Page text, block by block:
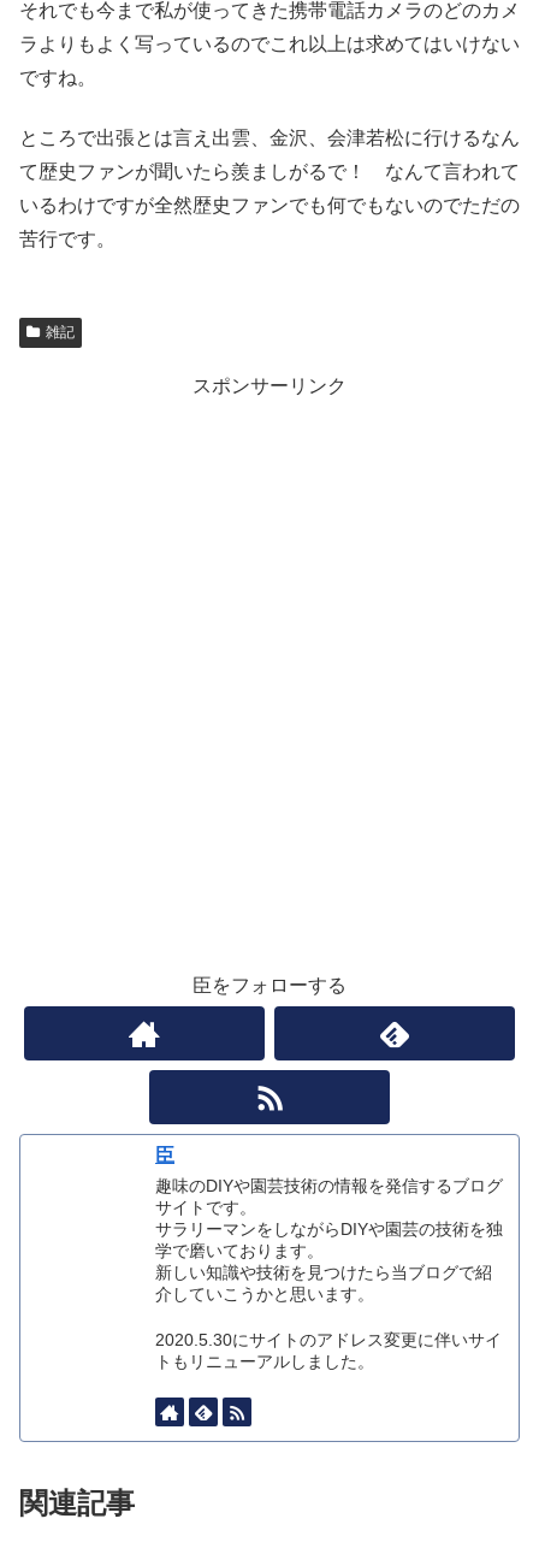
それでも今まで私が使ってきた携帯電話カメラのどのカメ
ラよりもよく写っているのでこれ以上は求めてはいけない
ですね。
ところで出張とは言え出雲、金沢、会津若松に行けるなん
て歴史ファンが聞いたら羨ましがるで！ なんて言われて
いるわけですが全然歴史ファンでも何でもないのでただの
苦行です。
雑記
スポンサーリンク
臣をフォローする
臣
趣味のDIYや園芸技術の情報を発信するブログ
サイトです。
サラリーマンをしながらDIYや園芸の技術を独
学で磨いております。
新しい知識や技術を見つけたら当ブログで紹
介していこうかと思います。
2020.5.30にサイトのアドレス変更に伴いサイ
トもリニューアルしました。
関連記事